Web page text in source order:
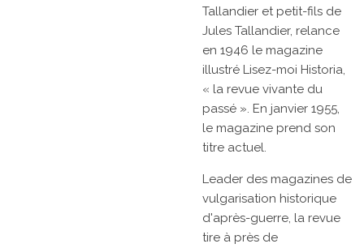
Tallandier et petit-fils de
Jules Tallandier, relance
en 1946 le magazine
illustré Lisez-moi Historia,
« la revue vivante du
passé ». En janvier 1955,
le magazine prend son
titre actuel.
Leader des magazines de
vulgarisation historique
d'après-guerre, la revue
tire à près de